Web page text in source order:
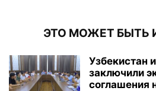
ЭТО МОЖЕТ БЫТЬ
Узбекистан
заключили
соглашения